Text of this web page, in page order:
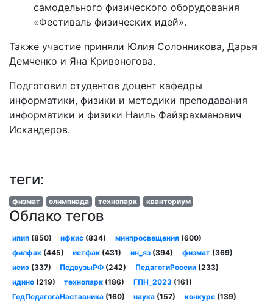
самодельного физического оборудования
«Фестиваль физических идей».
Также участие приняли Юлия Солонникова, Дарья
Демченко и Яна Кривоногова.
Подготовил студентов доцент кафедры
информатики, физики и методики преподавания
информатики и физики Наиль Файзрахманович
Искандеров.
теги:
физмат олимпиада технопарк кванториум
Облако тегов
ипип(850) ифкис (834) минпросвещения(600)
филфак(445) истфак (431) ин_яз(394) физмат(369)
иеиэ(337) ПедвузыРФ (242) ПедагогиРоссии(233)
идино(219) технопарк (186) ГПН_2023(161)
ГодПедагогаНаставника(160) наука (157) конкурс(139)